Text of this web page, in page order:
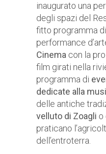
inaugurato una
degli spazi del
fitto programma
performance
Cinema con la
film girati nella
programma di
dedicate alla
delle antiche
velluto di Zoagli o
praticano
dell’entroterra.